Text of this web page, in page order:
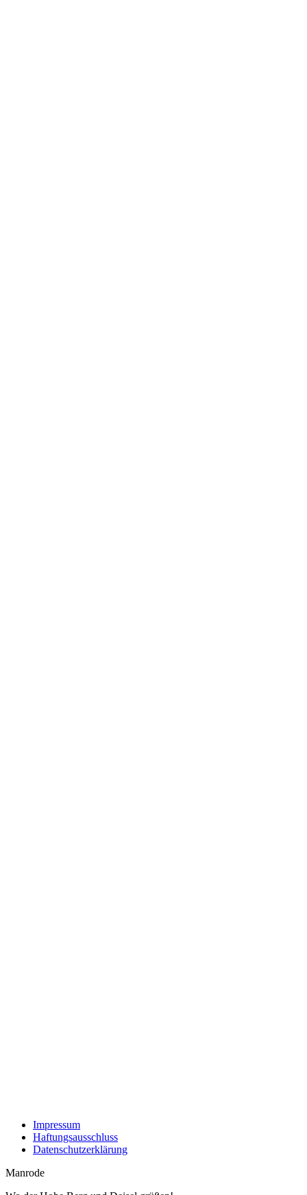
Impressum
Haftungsausschluss
Datenschutzerklärung
Manrode